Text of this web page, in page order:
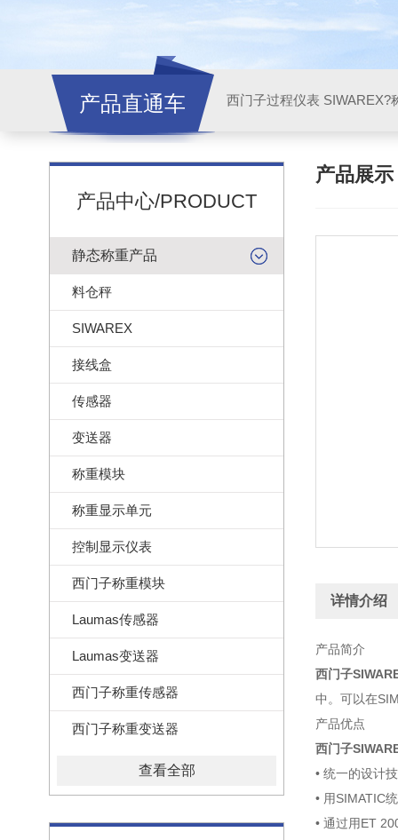
产品直通车 西门子过程仪表 SIWAREX?
产品中心/PRODUCT
静态称重产品
料仓秤
SIWAREX
接线盒
传感器
变送器
称重模块
称重显示单元
控制显示仪表
西门子称重模块
Laumas传感器
Laumas变送器
西门子称重传感器
西门子称重变送器
查看全部
产品展示
详情介绍
产品简介
西门子
中。可以在
产品优点
西门子
• 统一的设计
• 用SIMATIC
• 通过用ET